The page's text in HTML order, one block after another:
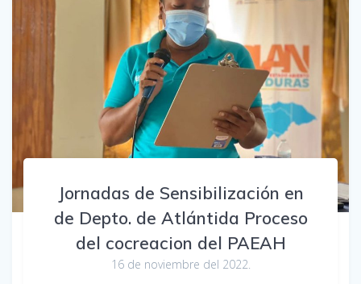
Jornadas de Sensibilización en
de Depto. de Atlántida Proceso
del cocreacion del PAEAH
16 de noviembre del 2022.